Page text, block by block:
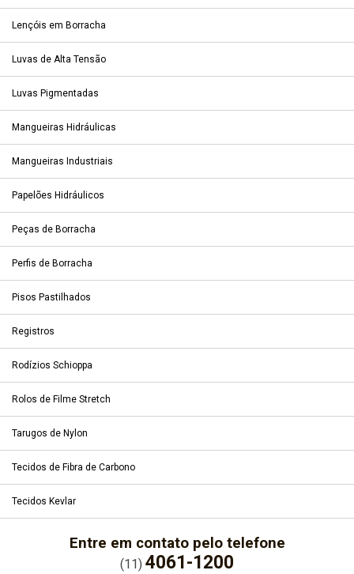
Lençóis em Borracha
Luvas de Alta Tensão
Luvas Pigmentadas
Mangueiras Hidráulicas
Mangueiras Industriais
Papelões Hidráulicos
Peças de Borracha
Perfis de Borracha
Pisos Pastilhados
Registros
Rodízios Schioppa
Rolos de Filme Stretch
Tarugos de Nylon
Tecidos de Fibra de Carbono
Tecidos Kevlar
Entre em contato pelo telefone
(11) 4061-1200